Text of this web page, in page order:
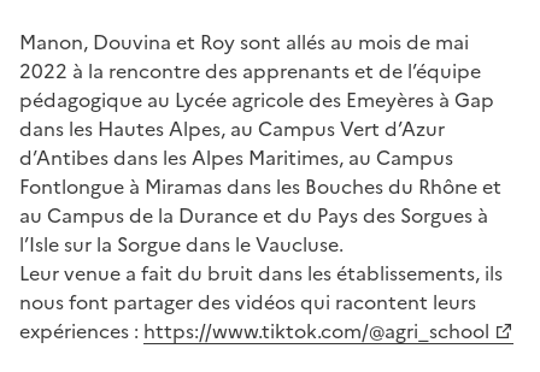
Manon, Douvina et Roy sont allés au mois de mai
2022 à la rencontre des apprenants et de l’équipe
pédagogique au Lycée agricole des Emeyères à Gap
dans les Hautes Alpes, au Campus Vert d’Azur
d’Antibes dans les Alpes Maritimes, au Campus
Fontlongue à Miramas dans les Bouches du Rhône et
au Campus de la Durance et du Pays des Sorgues à
l’Isle sur la Sorgue dans le Vaucluse.
Leur venue a fait du bruit dans les établissements, ils
nous font partager des vidéos qui racontent leurs
expériences : https://www.tiktok.com/@agri_school